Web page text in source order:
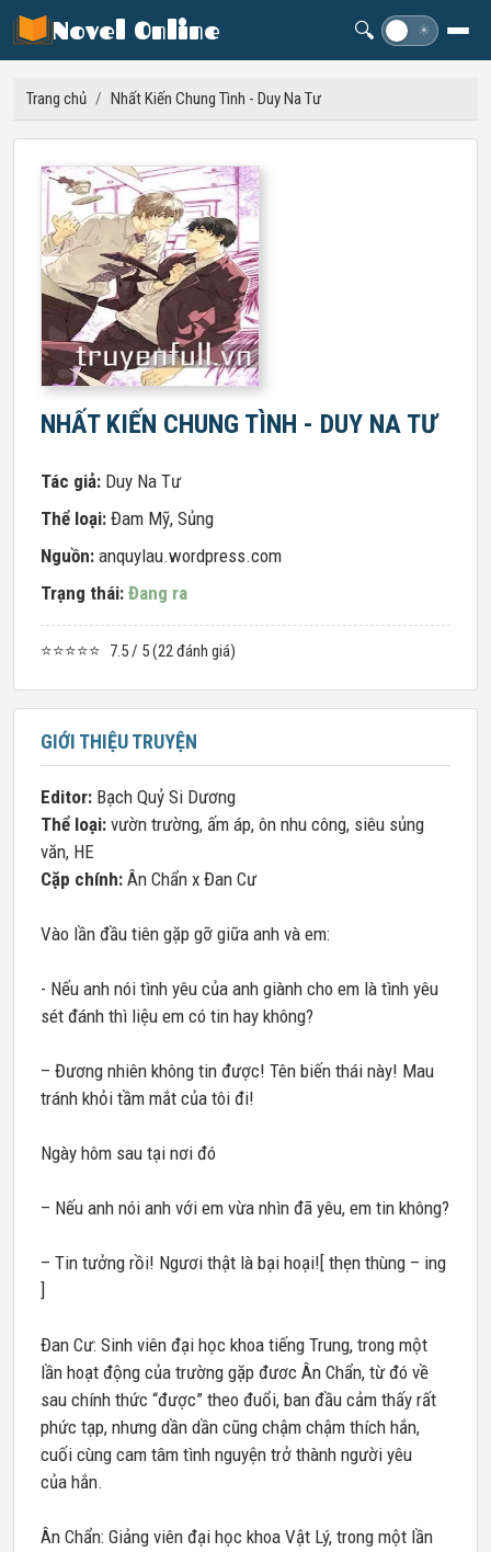
Novel Online 🔍 ☀
Trang chủ / Nhất Kiến Chung Tình - Duy Na Tư
NHẤT KIẾN CHUNG TÌNH - DUY NA TƯ
Tác giả: Duy Na Tư
Thể loại: Đam Mỹ, Sủng
Nguồn: anquylau.wordpress.com
Trạng thái: Đang ra
⭐⭐⭐⭐⭐ 7.5 / 5 (22 đánh giá)
GIỚI THIỆU TRUYỆN
Editor: Bạch Quỷ Si Dương
Thể loại: vườn trường, ấm áp, ôn nhu công, siêu sủng
văn, HE
Cặp chính: Ân Chẩn x Đan Cư
Vào lần đầu tiên gặp gỡ giữa anh và em:
- Nếu anh nói tình yêu của anh giành cho em là tình yêu
sét đánh thì liệu em có tin hay không?
– Đương nhiên không tin được! Tên biến thái này! Mau
tránh khỏi tầm mắt của tôi đi!
Ngày hôm sau tại nơi đó
– Nếu anh nói anh với em vừa nhìn đã yêu, em tin không?
– Tin tưởng rồi! Ngươi thật là bại hoại![ thẹn thùng – ing
]
Đan Cư: Sinh viên đại học khoa tiếng Trung, trong một
lần hoạt động của trường gặp đươc Ân Chẩn, từ đó về
sau chính thức “được” theo đuổi, ban đầu cảm thấy rất
phức tạp, nhưng dần dần cũng chậm chậm thích hắn,
cuối cùng cam tâm tình nguyện trở thành người yêu
của hắn.
Ân Chẩn: Giảng viên đại học khoa Vật Lý, trong một lần